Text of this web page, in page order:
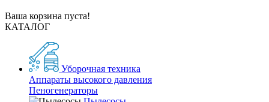
Ваша корзина пуста!
КАТАЛОГ
Уборочная техника
Аппараты высокого давления
Пеногенераторы